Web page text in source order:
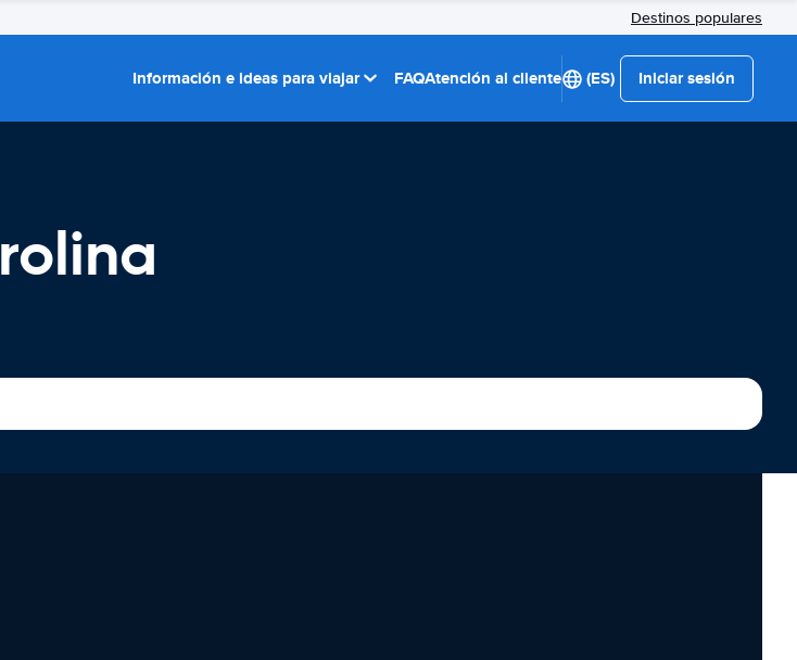
Destinos populares
Información e ideas para viajar FAQAtención al cliente (ES) Iniciar sesión